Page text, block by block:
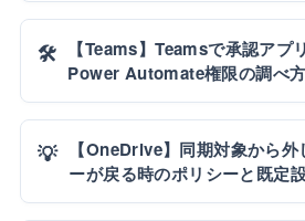
🛠️
【Teams】Teamsで承認アプ
Power Automate権限の調べ方
💡
【OneDrive】同期対象から
ーが戻る時のポリシーと既定